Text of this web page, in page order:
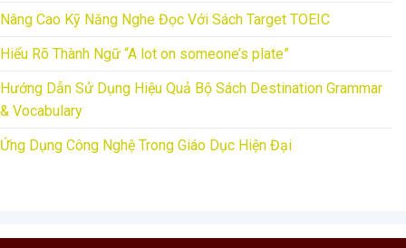
Nâng Cao Kỹ Năng Nghe Đọc Với Sách Target TOEIC
Hiểu Rõ Thành Ngữ “A lot on someone’s plate”
Hướng Dẫn Sử Dụng Hiệu Quả Bộ Sách Destination Grammar
& Vocabulary
Ứng Dụng Công Nghệ Trong Giáo Dục Hiện Đại